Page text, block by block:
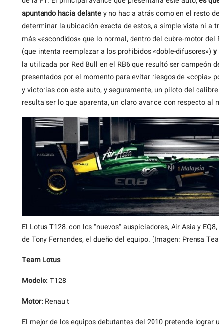
apuntando hacia delantey no hacia atrás como en el resto
determinar la ubicación exacta de estos, a simple vista ni a
más «escondidos» que lo normal, dentro del cubre-motor del
(que intenta reemplazar a los prohibidos «doble-difusores») y
la utilizada por Red Bull en el RB6 que resultó ser campeón
presentados por el momento para evitar riesgos de «copia»
y victorias con este auto, y seguramente, un piloto del
resulta ser lo que aparenta, un claro avance con respecto al
El Lotus T128, con los "nuevos" auspiciadores, Air Asia y
de Tony Fernandes, el dueño del equipo. (Imagen: Prensa
Team Lotus
Modelo: T128
Motor: Renault
El mejor de los equipos debutantes del 2010 pretende